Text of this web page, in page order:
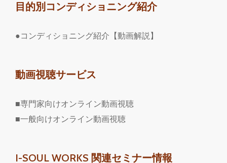
目的別コンディショニング紹介
●コンディショニング紹介【動画解説】
動画視聴サービス
■専門家向けオンライン動画視聴
■一般向けオンライン動画視聴
I-SOUL WORKS 関連セミナー情報